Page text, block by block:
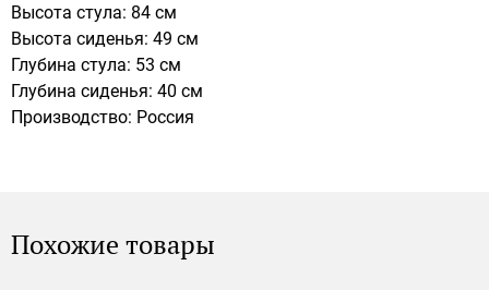
Высота стула: 84 см
Высота сиденья: 49 см
Глубина стула: 53 см
Глубина сиденья: 40 см
Производство: Россия
Похожие товары